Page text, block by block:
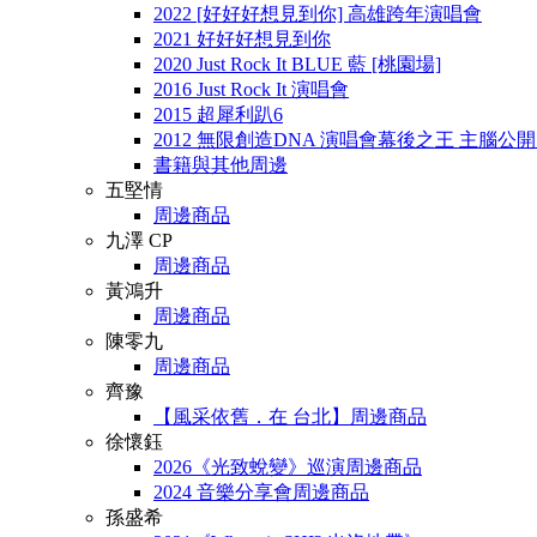
2022 [好好好想見到你] 高雄跨年演唱會
2021 好好好想見到你
2020 Just Rock It BLUE 藍 [桃園場]
2016 Just Rock It 演唱會
2015 超犀利趴6
2012 無限創造DNA 演唱會幕後之王 主腦公
書籍與其他周邊
五堅情
周邊商品
九澤 CP
周邊商品
黃鴻升
周邊商品
陳零九
周邊商品
齊豫
【風采依舊．在 台北】周邊商品
徐懷鈺
2026《光致蛻變》巡演周邊商品
2024 音樂分享會周邊商品
孫盛希